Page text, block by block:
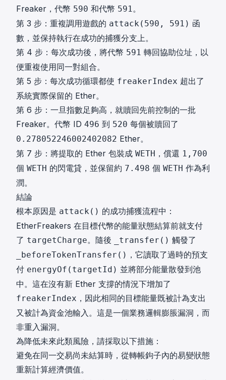
Freaker，代幣 590 和代幣 591。
第 3 步：重複調用遊戲的 attack(590, 591) 函
數，並保持執行在成功的捕獲分支上。
第 4 步：每次成功後，將代幣 591 轉回協助位址，以
便重複使用同一對組合。
第 5 步：每次成功循環都使 freakerIndex 超出了
系統實際保留的 Ether。
第 6 步：一旦指數足夠高，就贖回先前控制的一批
Freaker。代幣 ID 496 到 520 每個被贖回了
0.278052246002402082 Ether。
第 7 步：將提取的 Ether 包裝成 WETH ，償還 1,700
個 WETH 的閃電貸，並保留約 7.498 個 WETH 作為利
潤。
結論
根本原因是 attack() 的成功捕獲流程中：
EtherFreakers 在目標代幣的能量狀態結算前就支付
了 targetCharge。隨後 _transfer() 觸發了
_beforeTokenTransfer() ，它讀取了過時的預支
付 energyOf(targetId) 並將部分能量散發到池
中。這在沒有新 Ether 支撐的情況下增加了
freakerIndex ，因此相同的目標能量既被計為支出
又被計為資金池輸入。這是一個業務邏輯膨脹漏洞，而
非重入漏洞。
為降低未來此類風險，請採取以下措施：
避免在同一交易尚未結算時，從轉帳鉤子內的易變狀態
重新計算經濟價值。